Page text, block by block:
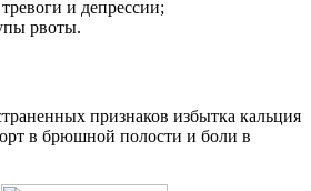
и депрессии;
рвоты.
признаков избытка кальция
в брюшной полости и боли в